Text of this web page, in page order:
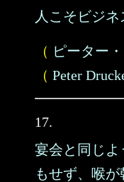
人こそビジネ
（ ピーター
（ Peter
17.
宴会と同じ
もせず、喉